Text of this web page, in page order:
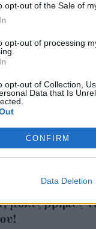
opt-out of the Sale of
opt-out of processing
opt-out of Collection,
Data that Is
CONFIRM
Data Deletion
Αν θες να
μόλις βρήκες